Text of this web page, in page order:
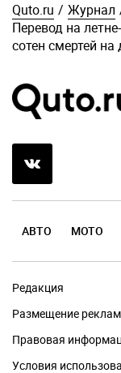
Quto.ru / Журнал
Перевод на
сотен смертей на
АВТО МОТО
Редакция
Размещение
Правовая
Условия